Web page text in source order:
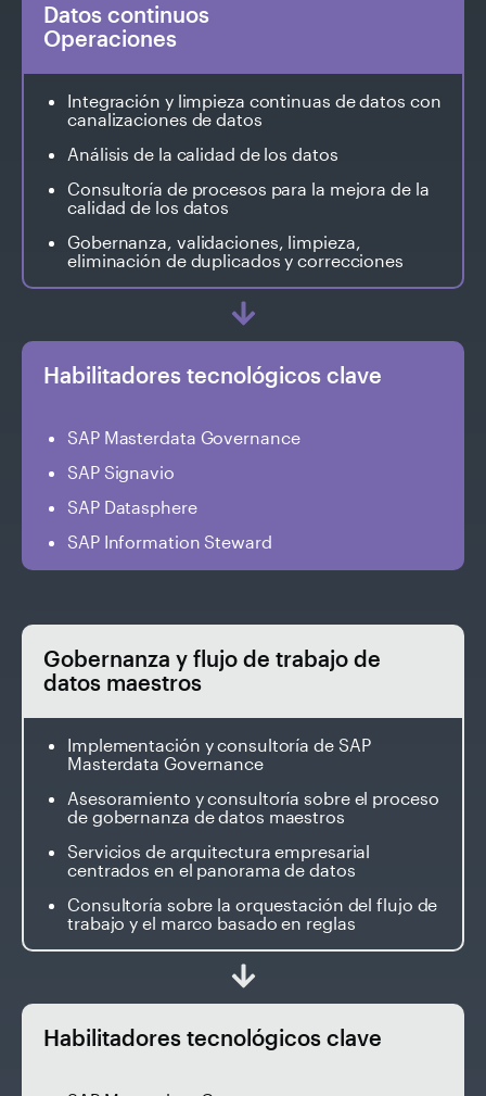
Datos continuos
Operaciones
Integración y limpieza continuas de datos con
canalizaciones de datos
Análisis de la calidad de los datos
Consultoría de procesos para la mejora de la
calidad de los datos
Gobernanza, validaciones, limpieza,
eliminación de duplicados y correcciones
Habilitadores tecnológicos clave
SAP Masterdata Governance
SAP Signavio
SAP Datasphere
SAP Information Steward
Gobernanza y flujo de trabajo de
datos maestros
Implementación y consultoría de SAP
Masterdata Governance
Asesoramiento y consultoría sobre el proceso
de gobernanza de datos maestros
Servicios de arquitectura empresarial
centrados en el panorama de datos
Consultoría sobre la orquestación del flujo de
trabajo y el marco basado en reglas
Habilitadores tecnológicos clave